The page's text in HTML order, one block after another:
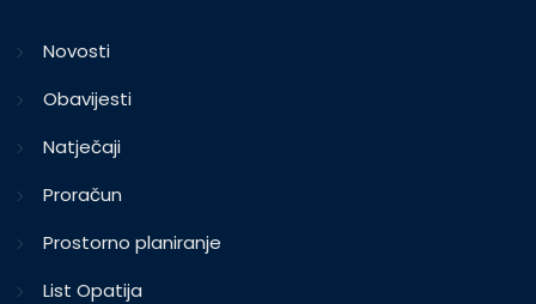
Novosti
Obavijesti
Natječaji
Proračun
Prostorno planiranje
List Opatija